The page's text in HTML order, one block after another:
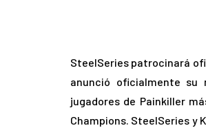
SteelSeries patrocinará
anunció oficialmente su
jugadores de Painkiller
Champions. SteelSeries